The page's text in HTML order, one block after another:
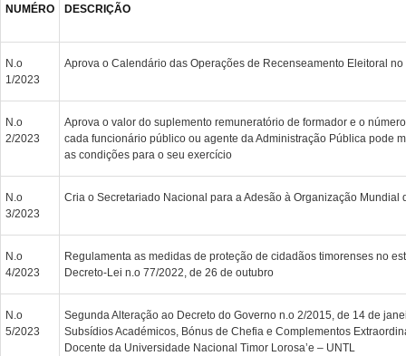
NUMÉRO DESCRIÇÃO
N.o
1/2023
Aprova o Calendário das Operações de Recenseamento Eleitoral
N.o
2/2023
Aprova o valor do suplemento remuneratório de formador e o
cada funcionário público ou agente da Administração Pública pode
as condições para o seu exercício
N.o
3/2023
Cria o Secretariado Nacional para a Adesão à Organização Mundial
N.o
4/2023
Regulamenta as medidas de proteção de cidadãos timorenses no
Decreto-Lei n.o 77/2022, de 26 de outubro
N.o
5/2023
Segunda Alteração ao Decreto do Governo n.o 2/2015, de 14 de
Subsídios Académicos, Bónus de Chefia e Complementos
Docente da Universidade Nacional Timor Lorosa’e – UNTL